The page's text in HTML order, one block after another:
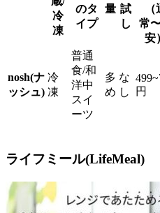
冷
凍
のタ
イプ
量 試
し
常
安）
nosh(ナ
ッシュ)
冷
凍
普通
食/和
洋中
スイ
ーツ
多
め
な
し
円
ライフミール(LifeMeal)